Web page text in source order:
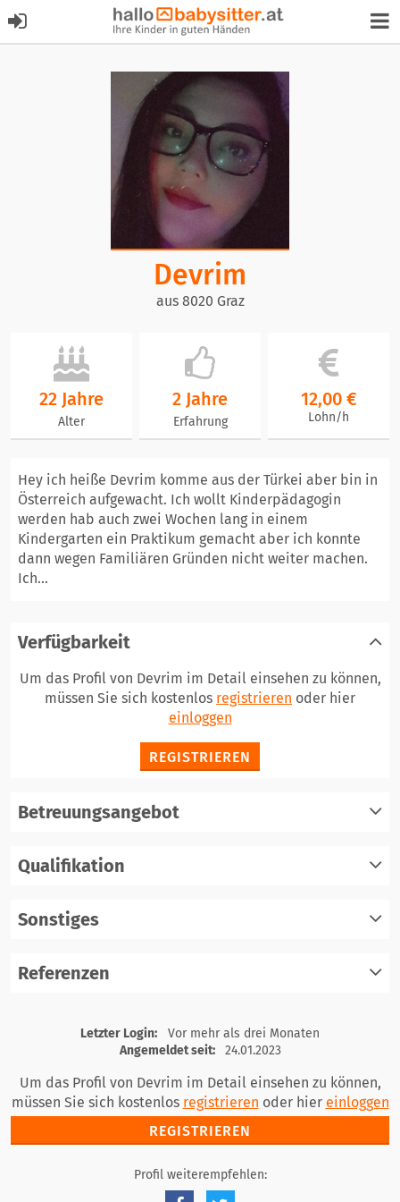
Devrim
aus 8020 Graz
22 Jahre
Alter
2 Jahre
Erfahrung
12,00 €
Lohn/h
Hey ich heiße Devrim komme aus der Türkei aber bin in
Österreich aufgewacht. Ich wollt Kinderpädagogin
werden hab auch zwei Wochen lang in einem
Kindergarten ein Praktikum gemacht aber ich konnte
dann wegen Familiären Gründen nicht weiter machen.
Ich...
Verfügbarkeit
Um das Profil von Devrim im Detail einsehen zu können,
müssen Sie sich kostenlos registrieren oder hier
einloggen
REGISTRIEREN
Betreuungsangebot
Qualifikation
Sonstiges
Referenzen
registrieren
einloggen
Letzter Login:
Vor mehr als drei Monaten
Angemeldet seit:
24.01.2023
Um das Profil von Devrim im Detail einsehen zu können,
müssen Sie sich kostenlos registrieren oder hier einloggen
REGISTRIEREN
Profil weiterempfehlen: